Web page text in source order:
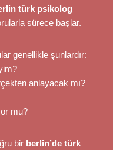
türk psikolog
sürece başlar.
genellikle şunlardır:
anlayacak mı?
mu?
bir berlin’de türk